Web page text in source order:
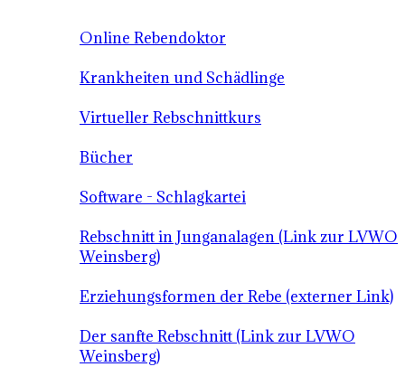
Online Rebendoktor
Krankheiten und Schädlinge
Virtueller Rebschnittkurs
Bücher
Software - Schlagkartei
Rebschnitt in Junganalagen (Link zur LVWO
Weinsberg)
Erziehungsformen der Rebe (externer Link)
Der sanfte Rebschnitt (Link zur LVWO
Weinsberg)